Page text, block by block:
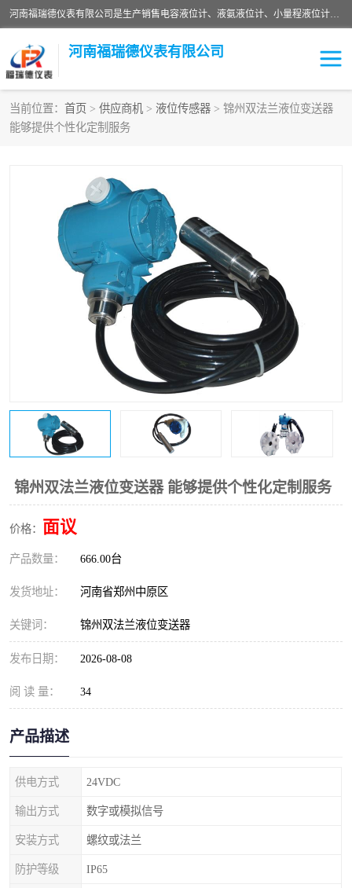
河南福瑞德仪表有限公司是生产销售电容液位计、液氨液位计、小量程液位计定制、智能锅炉水位计、液氮液位计等；并在产品开发、研制的过程中，吸取国内外仪器仪表的技术精华，建立了一支高、精、尖的科研开发队伍，使产品性能不断升级。
河南福瑞德仪表有限公司
当前位置： 首页 > 供应商机 > 液位传感器 > 锦州双法兰液位变送器
能够提供个性化定制服务
锦州双法兰液位变送器 能够提供个性化定制服务
价格： 面议
产品数量： 666.00台
发货地址： 河南省郑州中原区
关键词： 锦州双法兰液位变送器
发布日期： 2026-08-08
阅 读 量： 34
产品描述
供电方式 24VDC
输出方式 数字或模拟信号
安装方式 螺纹或法兰
防护等级 IP65
液位计
智能仪表 液氮液位计
差压变送器 液位计传感器定制
液氨液位计 物位计
测漏仪
锅炉水位计
流量仪表 加油站液位仪